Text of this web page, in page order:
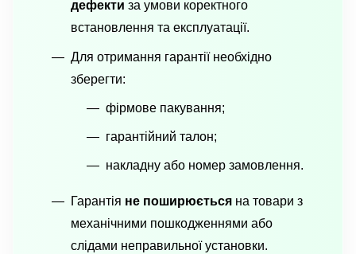
дефекти за умови коректного
встановлення та експлуатації.
Для отримання гарантії необхідно
зберегти:
фірмове пакування;
гарантійний талон;
накладну або номер замовлення.
Гарантія не поширюється на товари з
механічними пошкодженнями або
слідами неправильної установки.